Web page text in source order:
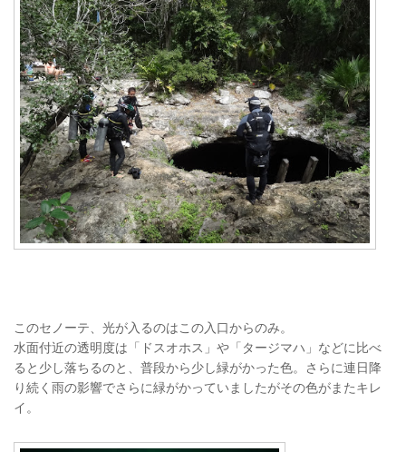
このセノーテ、光が入るのはこの入口からのみ。
水面付近の透明度は「ドスオホス」や「タージマハ」などに比べ
ると少し落ちるのと、普段から少し緑がかった色。さらに連日降
り続く雨の影響でさらに緑がかっていましたがその色がまたキレ
イ。